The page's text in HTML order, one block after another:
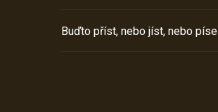
Buďto příst, nebo jíst, nebo